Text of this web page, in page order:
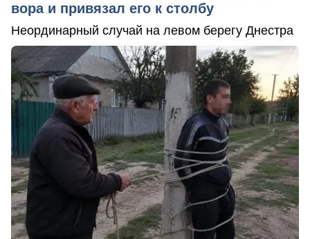
вора и привязал его к столбу
Неординарный случай на левом берегу Днестра